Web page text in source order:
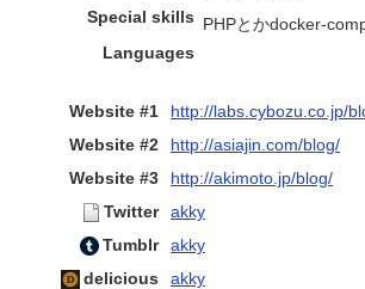
Special skills
Languages
PHPとかdocker-
Website #1
http://labs.cybozu.co.jp/
Website #2
http://asiajin.com/blog/
Website #3
http://akimoto.jp/blog/
Twitter
akky
Tumblr
akky
delicious
akky